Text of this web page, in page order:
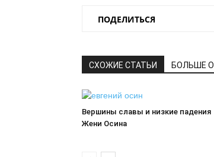
ПОДЕЛИТЬСЯ
СХОЖИЕ СТАТЬИ БОЛЬШЕ
Вершины славы и низкие падения
Жени Осина